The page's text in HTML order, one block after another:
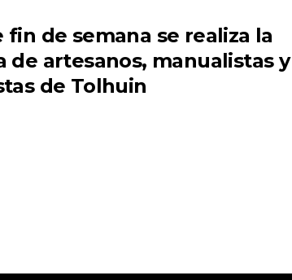
fin de semana se realiza la
de artesanos, manualistas y
de Tolhuin